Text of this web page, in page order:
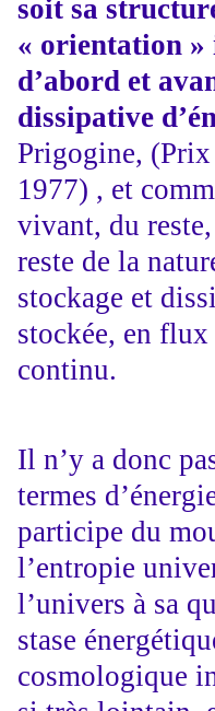
soit sa
« orientation »
d’abord et
dissipative
Prigogine,
1977) , et
vivant, du
reste de la
stockage et
stockée, en
continu.
Il n’y a donc
termes
participe du
l’entropie
l’univers à sa
stase
cosmologique